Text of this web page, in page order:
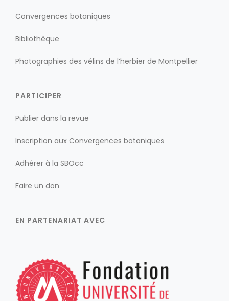
Convergences botaniques
Bibliothèque
Photographies des vélins de l’herbier de Montpellier
PARTICIPER
Publier dans la revue
Inscription aux Convergences botaniques
Adhérer à la SBOcc
Faire un don
EN PARTENARIAT AVEC